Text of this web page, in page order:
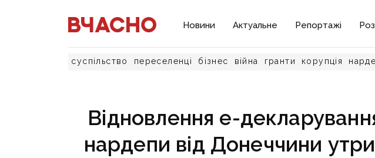
Новини Актуальне Репортажі
суспільство переселенці бізнес війна гранти корупція
Відновлення е-
нардепи від Донеччини